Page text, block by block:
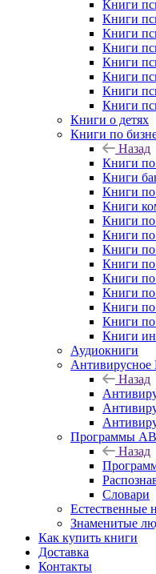
Книги
Книги
Книги
Книги
Книги
Книги
Книги
Книги
Книги о детях
Книги по
Назад
Книги по
Книги
Книги по
Книги
Книги по
Книги
Книги по
Книги по
Книги
Книги
Книги по
Книги по
Книги
Аудиокниги
Назад
Программы
Назад
Словари
Естественные
Знаменитые
Как купить книги
Доставка
Контакты